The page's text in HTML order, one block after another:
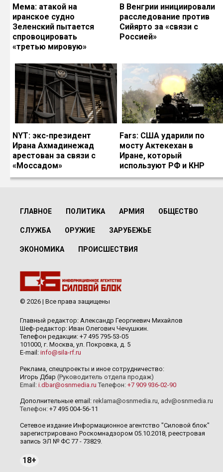
Мема: атакой на
иранское судно
Зеленский пытается
спровоцировать
«третью мировую»
В Венгрии инициировали
расследование против
Сийярто за «связи с
Россией»
NYT: экс-президент
Ирана Ахмадинежад
арестован за связи с
«Моссадом»
Fars: США ударили по
мосту Актекехан в
Иране, который
используют РФ и КНР
ГЛАВНОЕ ПОЛИТИКА АРМИЯ ОБЩЕСТВО
СЛУЖБА ОРУЖИЕ ЗАРУБЕЖЬЕ
ЭКОНОМИКА ПРОИСШЕСТВИЯ
© 2026 | Все права защищены
Главный редактор: Александр Георгиевич Михайлов
Шеф-редактор: Иван Олегович Чечушкин.
Телефон редакции: +7 495 795-53-05
101000, г. Москва, ул. Покровка, д. 5
E-mail: info@sila-rf.ru
Реклама, спецпроекты и иное сотрудничество:
Игорь Дбар (Руководитель отдела продаж)
Email: i.dbar@osnmedia.ru Телефон: +7 909 936-02-90
Дополнительные email: reklama@osnmedia.ru, adv@osnmedia.ru
Телефон: +7 495 004-56-11
Сетевое издание Информационное агентство "Силовой блок"
зарегистрировано Роскомнадзором 05.10.2018, реестровая
запись ЭЛ № ФС 77 - 73829.
18+